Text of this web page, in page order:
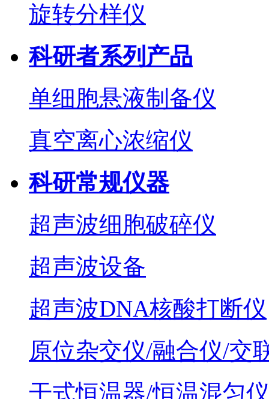
旋转分样仪
科研者系列产品
单细胞悬液制备仪
真空离心浓缩仪
科研常规仪器
超声波细胞破碎仪
超声波设备
超声波DNA核酸打断仪
原位杂交仪/融合仪/交
干式恒温器/恒温混匀仪